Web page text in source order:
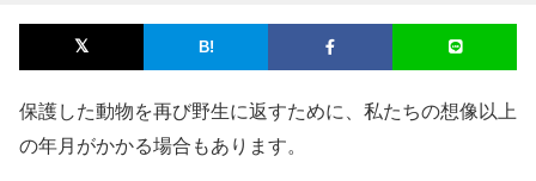
保護した動物を再び野生に返すために、私たちの想像以上
の年月がかかる場合もあります。